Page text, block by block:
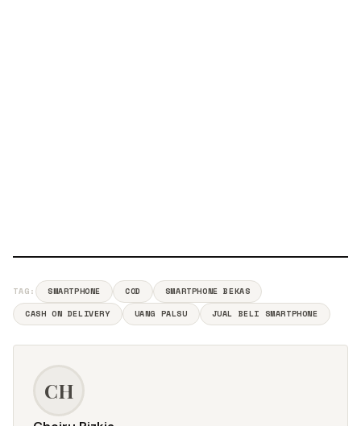
TAG: SMARTPHONE COD
SMARTPHONE BEKAS
CASH ON DELIVERY
UANG PALSU JUAL BELI SMARTPHONE
CH